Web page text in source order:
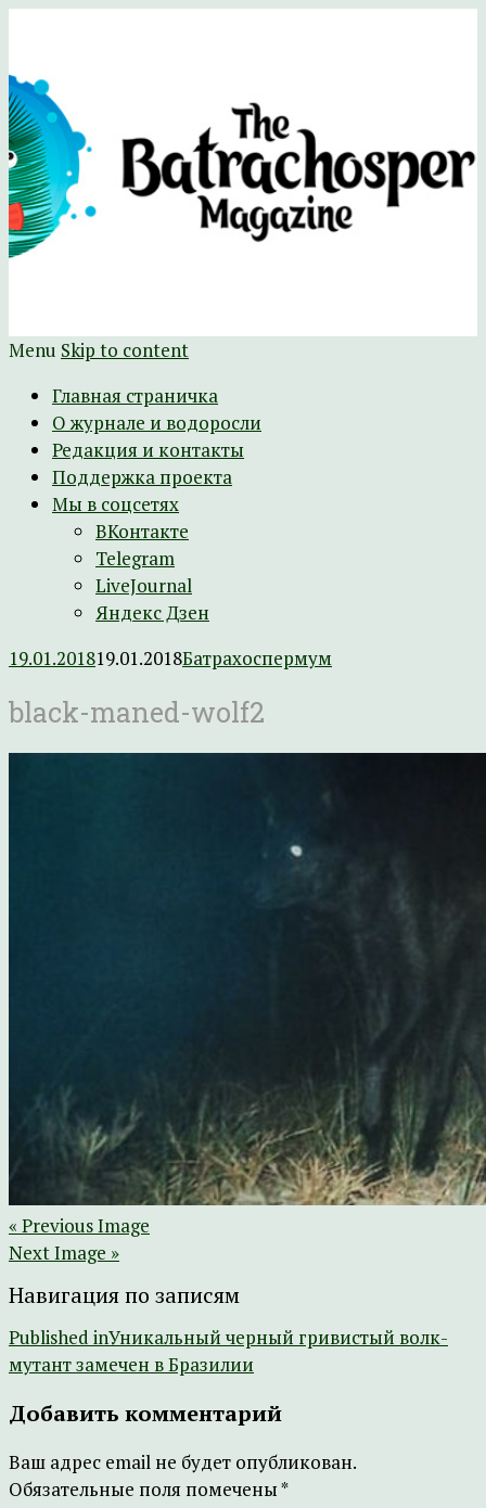
The Batrachospermum Magazine
Батрахоспермум (официальный сайт)
Menu Skip to content
Главная страничка
О журнале и водоросли
Редакция и контакты
Поддержка проекта
Мы в соцсетях
ВКонтакте
Telegram
LiveJournal
Яндекс Дзен
19.01.201819.01.2018Батрахоспермум
black-maned-wolf2
« Previous Image
Next Image »
Навигация по записям
Published inУникальный черный гривистый волк-
мутант замечен в Бразилии
Добавить комментарий
Ваш адрес email не будет опубликован.
Обязательные поля помечены*